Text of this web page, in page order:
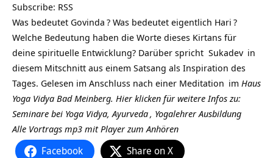
Subscribe: RSS
Was bedeutet Govinda ? Was bedeutet eigentlich Hari ?
Welche Bedeutung haben die Worte dieses Kirtans für
deine spirituelle Entwicklung? Darüber spricht Sukadev in
diesem Mitschnitt aus einem Satsang als Inspiration des
Tages. Gelesen im Anschluss nach einer Meditation im Haus
Yoga Vidya Bad Meinberg. Hier klicken für weitere Infos zu:
Seminare bei Yoga Vidya,Ayurveda, Yogalehrer Ausbildung
Alle Vortrags mp3 mit Player zum Anhören
Facebook Share on X